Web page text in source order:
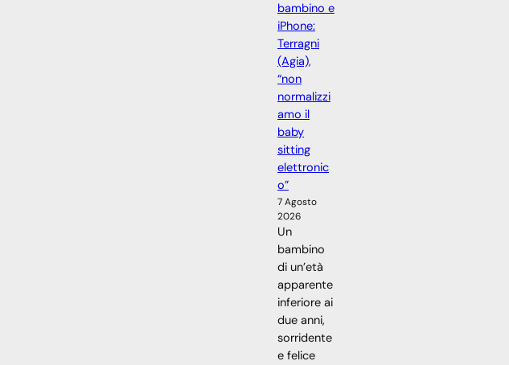
bambino e
iPhone:
Terragni
(Agia),
“non
normalizzi
amo il
baby
sitting
elettronic
o”
7 Agosto
2026
Un
bambino
di un’età
apparente
inferiore ai
due anni,
sorridente
e felice